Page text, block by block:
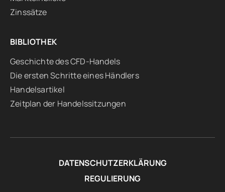
Zinssätze
BIBLIOTHEK
Geschichte des CFD-Handels
Die ersten Schritte eines Händlers
Handelsartikel
Zeitplan der Handelssitzungen
DATENSCHUTZERKLÄRUNG
REGULIERUNG